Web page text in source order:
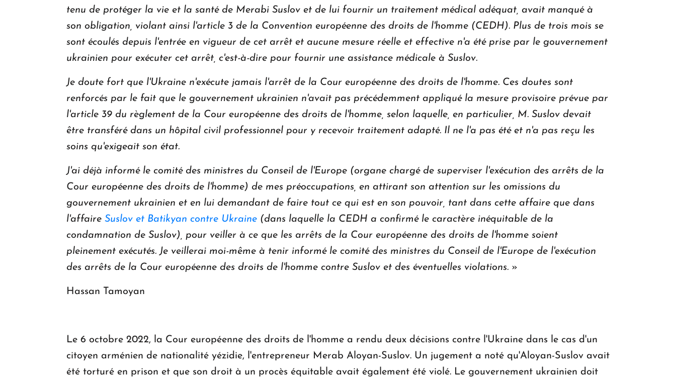
tenu de protéger la vie et la santé de Merabi Suslov et de lui fournir un traitement médical adéquat, avait manqué à
son obligation, violant ainsi l'article 3 de la Convention européenne des droits de l'homme (CEDH). Plus de trois mois se
sont écoulés depuis l'entrée en vigueur de cet arrêt et aucune mesure réelle et effective n'a été prise par le gouvernement
ukrainien pour exécuter cet arrêt, c'est-à-dire pour fournir une assistance médicale à Suslov.
Je doute fort que l'Ukraine n'exécute jamais l'arrêt de la Cour européenne des droits de l'homme. Ces doutes sont
renforcés par le fait que le gouvernement ukrainien n'avait pas précédemment appliqué la mesure provisoire prévue par
l'article 39 du règlement de la Cour européenne des droits de l'homme, selon laquelle, en particulier, M. Suslov devait
être transféré dans un hôpital civil professionnel pour y recevoir traitement adapté. Il ne l'a pas été et n'a pas reçu les
soins qu'exigeait son état.
J'ai déjà informé le comité des ministres du Conseil de l'Europe (organe chargé de superviser l'exécution des arrêts de la
Cour européenne des droits de l'homme) de mes préoccupations, en attirant son attention sur les omissions du
gouvernement ukrainien et en lui demandant de faire tout ce qui est en son pouvoir, tant dans cette affaire que dans
l'affaire Suslov et Batikyan contre Ukraine (dans laquelle la CEDH a confirmé le caractère inéquitable de la
condamnation de Suslov), pour veiller à ce que les arrêts de la Cour européenne des droits de l'homme soient
pleinement exécutés. Je veillerai moi-même à tenir informé le comité des ministres du Conseil de l'Europe de l'exécution
des arrêts de la Cour européenne des droits de l'homme contre Suslov et des éventuelles violations. »
Hassan Tamoyan
Le 6 octobre 2022, la Cour européenne des droits de l'homme a rendu deux décisions contre l'Ukraine dans le cas d'un
citoyen arménien de nationalité yézidie, l'entrepreneur Merab Aloyan-Suslov. Un jugement a noté qu'Aloyan-Suslov avait
été torturé en prison et que son droit à un procès équitable avait également été violé. Le gouvernement ukrainien doit